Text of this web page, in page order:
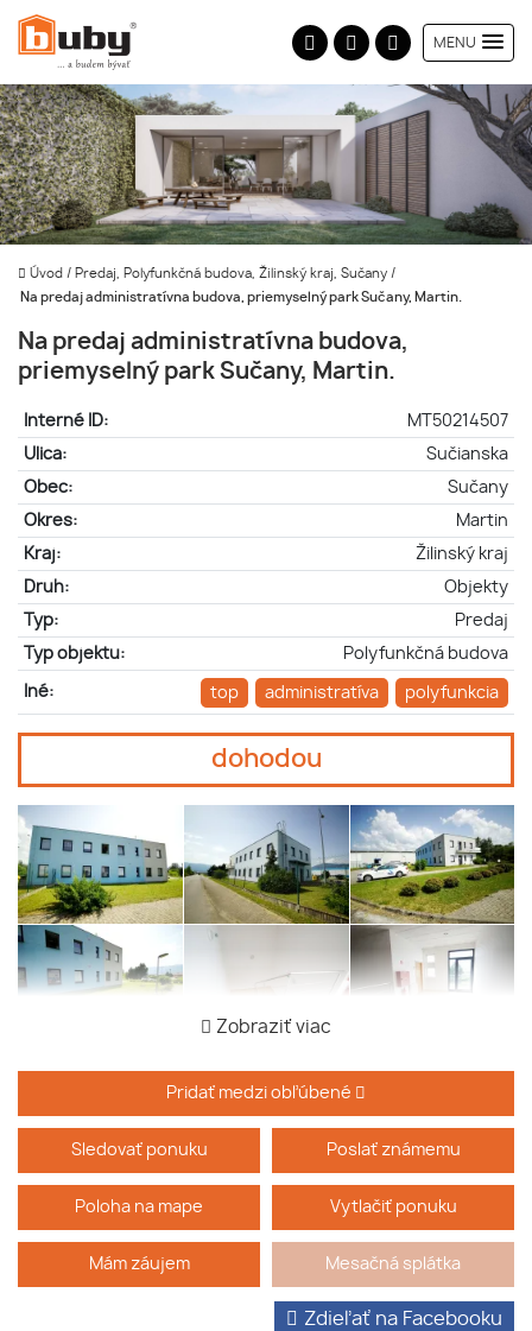
MENU
Úvod / Predaj, Polyfunkčná budova, Žilinský kraj, Sučany /
Na predaj administratívna budova, priemyselný park Sučany, Martin.
Na predaj administratívna budova,
priemyselný park Sučany, Martin.
Interné ID:
MT50214507
Ulica:
Sučianska
Obec:
Sučany
Okres:
Martin
Kraj:
Žilinský kraj
Druh:
Objekty
Typ:
Predaj
Typ objektu:
Polyfunkčná budova
Iné: top administratíva polyfunkcia
dohodou
Zobraziť viac
Pridať medzi obľúbené
Sledovať ponuku Poslať známemu
Poloha na mape Vytlačiť ponuku
Mám záujem Mesačná splátka
Zdieľať na Facebooku